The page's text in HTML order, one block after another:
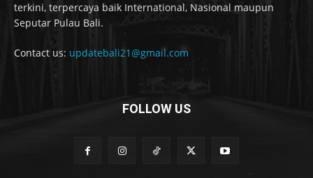
terkini, terpercaya baik International, Nasional maupun
Seputar Pulau Bali.
Contact us: updatebali21@gmail.com
FOLLOW US